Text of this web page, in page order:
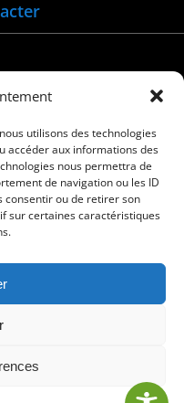
utilisons des technologies
accéder aux informations des
nous permettra de
de navigation ou les ID
consentir ou de retirer son
sur certaines caractéristiques
05
Service proposé